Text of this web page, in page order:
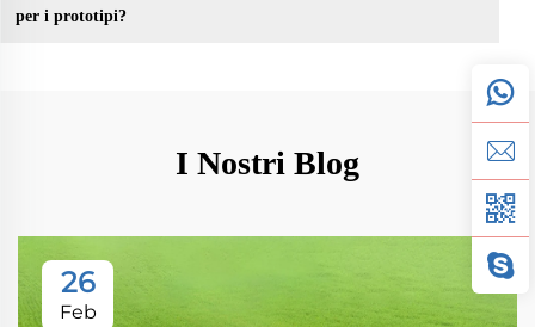
per i prototipi?
I Nostri Blog
26
Feb